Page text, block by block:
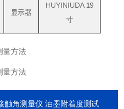
显示器
HUYINIUDA 19
寸
触角测量仪 油墨附着度测试